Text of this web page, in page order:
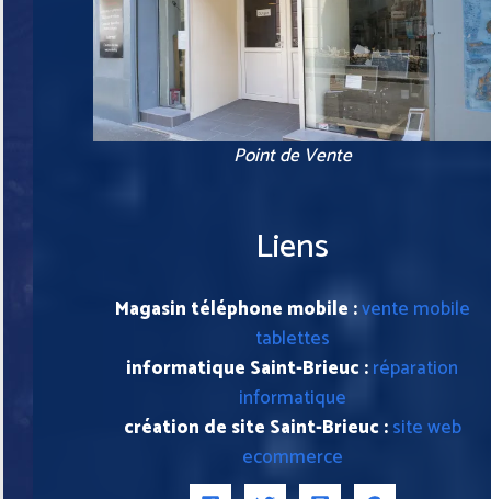
Point de Vente
Liens
Magasin téléphone mobile :vente mobile
tablettes
informatique Saint-Brieuc :réparation
informatique
création de site Saint-Brieuc :site web
ecommerce